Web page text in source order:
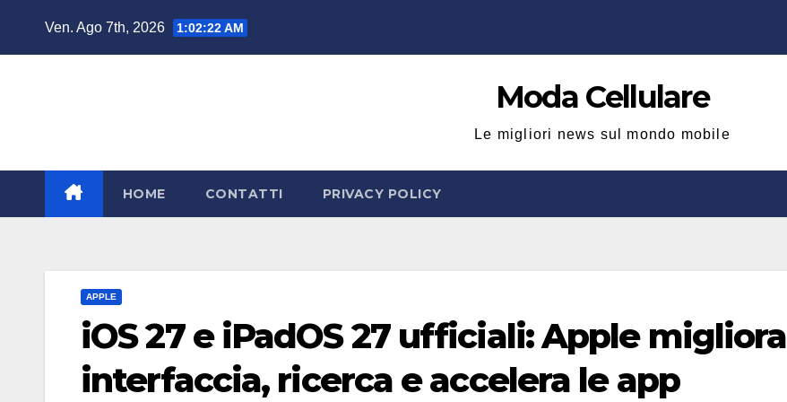
Ven. Ago 7th, 2026 1:02:23 AM
Moda Cellulare
Le migliori news sul mondo mobile
HOME CONTATTI PRIVACY POLICY
APPLE
iOS 27 e iPadOS 27 ufficiali: Apple migliora
interfaccia, ricerca e accelera le app